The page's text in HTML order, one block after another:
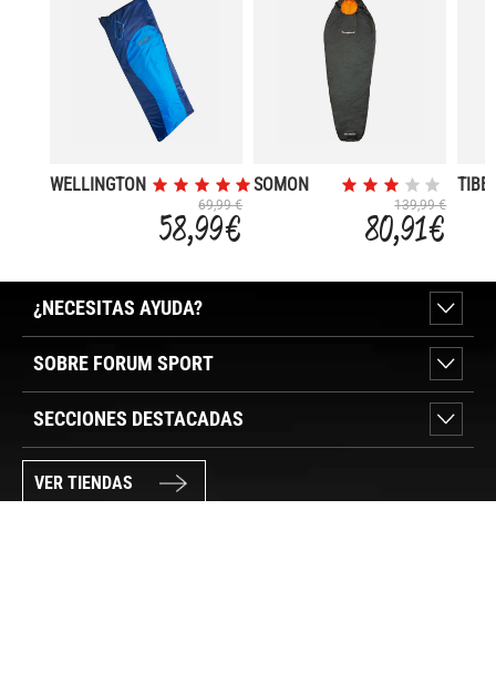
WELLINGTON
69,99 €
58,99 €
SOMON
139,99 €
80,91 €
¿NECESITAS AYUDA?
SOBRE FORUM SPORT
SECCIONES DESTACADAS
VER TIENDAS